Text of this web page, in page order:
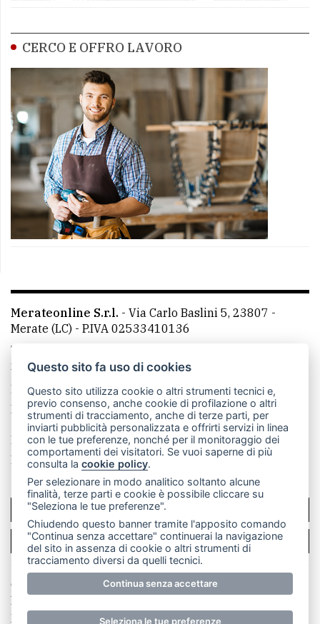
CERCO E OFFRO LAVORO
Merateonline S.r.l. - Via Carlo Baslini 5, 23807 -
Merate (LC) - P.IVA 02533410136
Telefono:
mail: redazione@merateonline.it
La redazione
CasateOnline LeccoOnline
RSS
Made by VIP
Privacy policy
Cookie policy
Rivedi le tue scelte sui cookie
SCRIVICI
PER LA TUA PUBBLICITÀ
© Copyright Merateonline S.r.l. - Tutti i diritti riservati.
E' proibita la riproduzione e pubblicazione anche
parziale di testi, articoli e immagini senza la
Questo sito fa uso di cookies
Questo sito utilizza cookie o altri strumenti tecnici e,
previo consenso, anche cookie di profilazione o altri
strumenti di tracciamento, anche di terze parti, per
inviarti pubblicità personalizzata e offrirti servizi in linea
con le tue preferenze, nonché per il monitoraggio dei
comportamenti dei visitatori. Se vuoi saperne di più
consulta lacookie policy.
Per selezionare in modo analitico soltanto alcune
finalità, terze parti e cookie è possibile cliccare su
"Seleziona le tue preferenze".
Chiudendo questo banner tramite l'apposito comando
"Continua senza accettare" continuerai la navigazione
del sito in assenza di cookie o altri strumenti di
tracciamento diversi da quelli tecnici.
Continua senza accettare
Seleziona le tue preferenze